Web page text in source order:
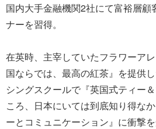
国内大手金融機関2社にて富裕層顧
ナーを習得。
在英時、主宰していたフラワーア
国ならでは、最高の紅茶』を提供
シングスクールで『英国式ティー
ころ、日本にいては到底知り得な
ーとコミュニケーション』に衝撃を